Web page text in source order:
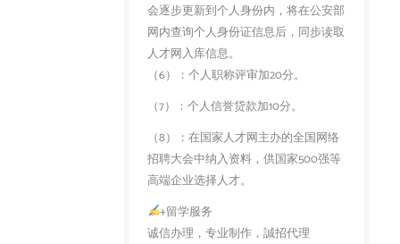
会逐步更新到个人身份内，将在公安部
网内查询个人身份证信息后，同步读取
人才网入库信息。
（6）：个人职称评审加20分。
（7）：个人信誉贷款加10分。
（8）：在国家人才网主办的全国网络
招聘大会中纳入资料，供国家500强等
高端企业选择人才。
+留学服务
诚信办理，专业制作，誠招代理